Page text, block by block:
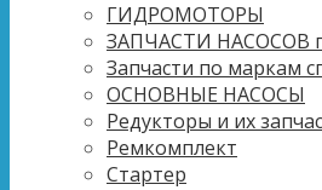
ГИДРОМОТОРЫ
ЗАПЧАСТИ НАСОСОВ
Запчасти по маркам
ОСНОВНЫЕ НАСОСЫ
Редукторы и их
Ремкомплект
Стартер